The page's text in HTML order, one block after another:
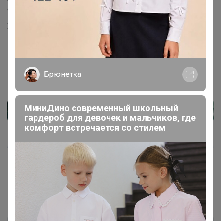
они наверное думают что достаточно . Я думаю они с
удовольствием пойдут на встречу
Показаны записи 1-7из7
Брюнетка
МиниДино современный школьный
гардероб для девочек и мальчиков, где
комфорт встречается со стилем